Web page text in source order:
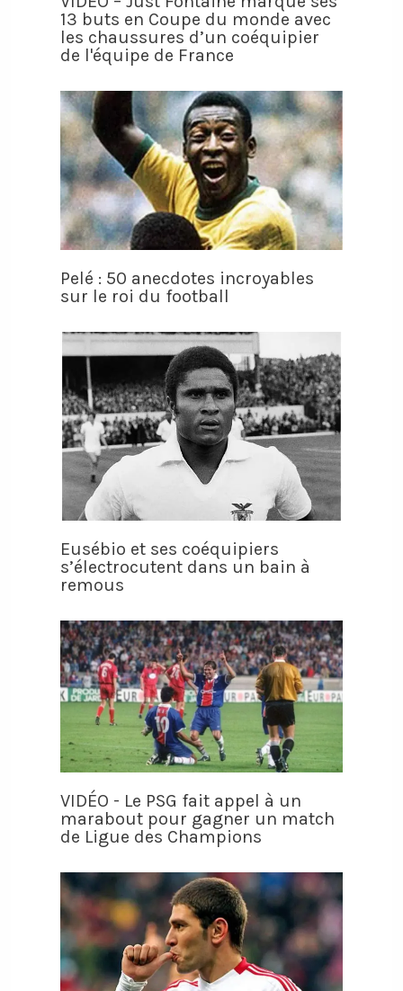
13 buts en Coupe du monde avec
les chaussures d’un coéquipier
de l'équipe de France
Pelé : 50 anecdotes incroyables
sur le roi du football
Eusébio et ses coéquipiers
s’électrocutent dans un bain à
remous
VIDÉO - Le PSG fait appel à un
marabout pour gagner un match
de Ligue des Champions